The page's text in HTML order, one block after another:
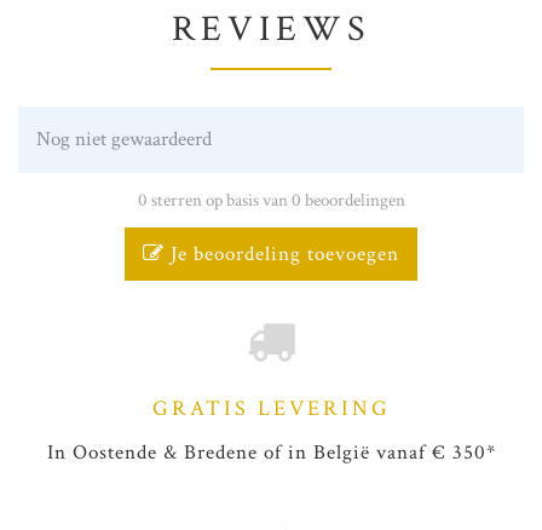
REVIEWS
Nog niet gewaardeerd
0 sterren op basis van 0 beoordelingen
Je beoordeling toevoegen
GRATIS LEVERING
In Oostende & Bredene of in België vanaf € 350*